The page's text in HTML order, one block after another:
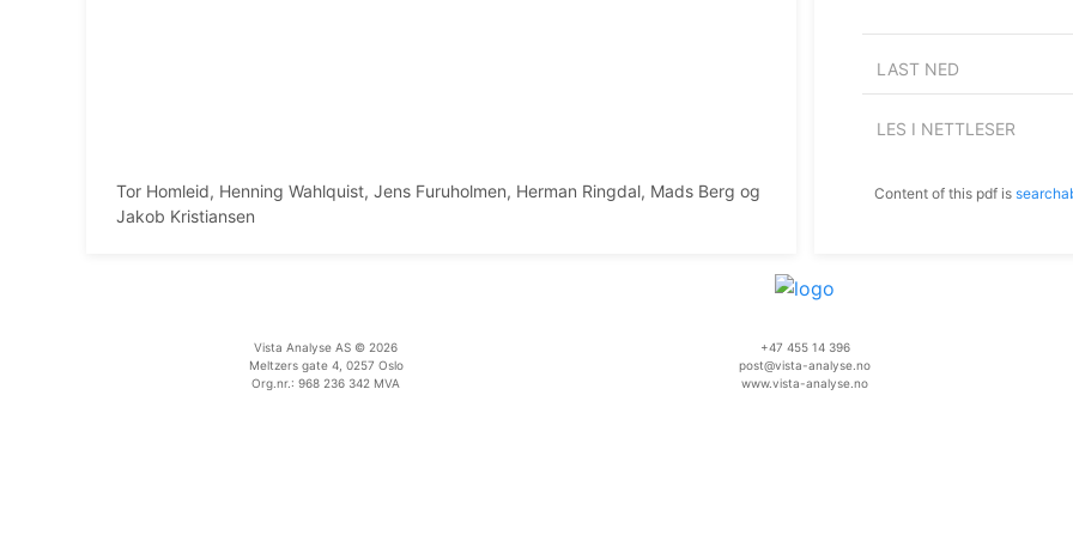
Tor Homleid, Henning Wahlquist, Jens Furuholmen, Herman Ringdal, Mads Berg og
Jakob Kristiansen
LAST NED
LES I NETTLESER
Content of this pdf is
Vista Analyse AS © 2026
Meltzers gate 4, 0257 Oslo
Org.nr.: 968 236 342 MVA
+47 455 14 396
post@vista-analyse.no
www.vista-analyse.no